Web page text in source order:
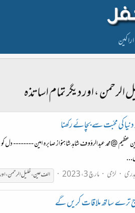
اراکین
، اور دیگر تمام اساتذہ
کی محبّت سے بچائے رکھنا
عظیم @محد عبدالرؤوف شاہد شاہنواز صابرہ امین -------- دل
لڑی مارچ 3، 2023 الفعین،خلیلالرحمن،
ترے ساتھ ملاقات کریں گے